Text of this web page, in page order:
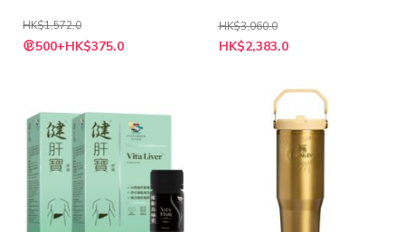
HK$1,572.0
500+HK$375.0
HK$3,060.0
特
殊
HK$2,383.0